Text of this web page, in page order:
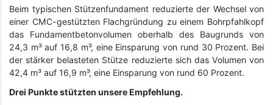
Beim typischen Stützenfundament reduzierte der Wechsel von
einer CMC-gestützten Flachgründung zu einem Bohrpfahlkopf
das Fundamentbetonvolumen oberhalb des Baugrunds von
24,3 m³ auf 16,8 m³, eine Einsparung von rund 30 Prozent. Bei
der stärker belasteten Stütze reduzierte sich das Volumen von
42,4 m³ auf 16,9 m³, eine Einsparung von rund 60 Prozent.
Drei Punkte stützten unsere Empfehlung.